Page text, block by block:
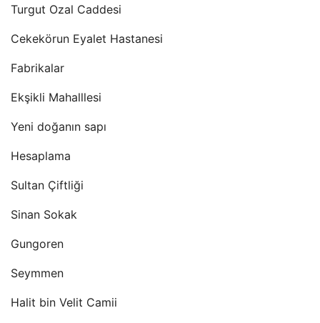
Turgut Ozal Caddesi
Cekekörun Eyalet Hastanesi
Fabrikalar
Ekşikli Mahalllesi
Yeni doğanın sapı
Hesaplama
Sultan Çiftliği
Sinan Sokak
Gungoren
Seymmen
Halit bin Velit Camii